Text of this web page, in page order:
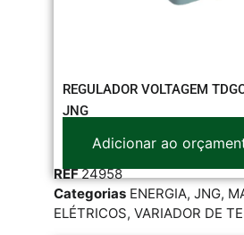
REGULADOR VOLTAGEM
JNG
Adicionar ao
REF24958
Categorias ENERGIA, JNG,
ELÉTRICOS, VARIADOR DE